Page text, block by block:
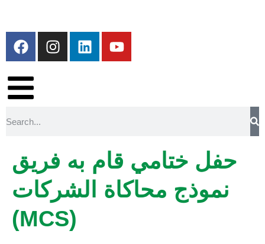
حفل ختامي قام به فريق
نموذج محاكاة الشركات
(MCS)